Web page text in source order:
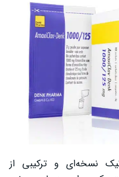
نسخه‌ای و ترکیبی از